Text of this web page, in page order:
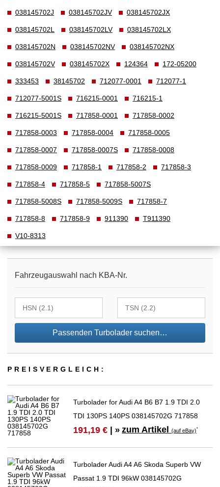
038145702J 038145702JV 038145702JX
038145702L 038145702LV 038145702LX
038145702N 038145702NV 038145702NX
038145702V 038145702X 124364 172-05200
333453 38145702 712077-0001 712077-1
712077-5001S 716215-0001 716215-1
716215-5001S 717858-0001 717858-0002
717858-0003 717858-0004 717858-0005
717858-0007 717858-0007S 717858-0008
717858-0009 717858-1 717858-2 717858-3
717858-4 717858-5 717858-5007S
717858-5008S 717858-5009S 717858-7
717858-8 717858-9 911390 T911390
V10-8313
Fahrzeugauswahl nach KBA-Nr.
Passenden Turbolader suchen…
PREIS­VER­GLEICH:
Turbolader for Audi A4 B6 B7 1.9 TDI 2.0
TDI 130PS 140PS 038145702G 717858
191,19 € | » zum Artikel(auf eBay)*
Turbolader Audi A4 A6 Skoda Superb VW
Passat 1.9 TDI 96kW 038145702G